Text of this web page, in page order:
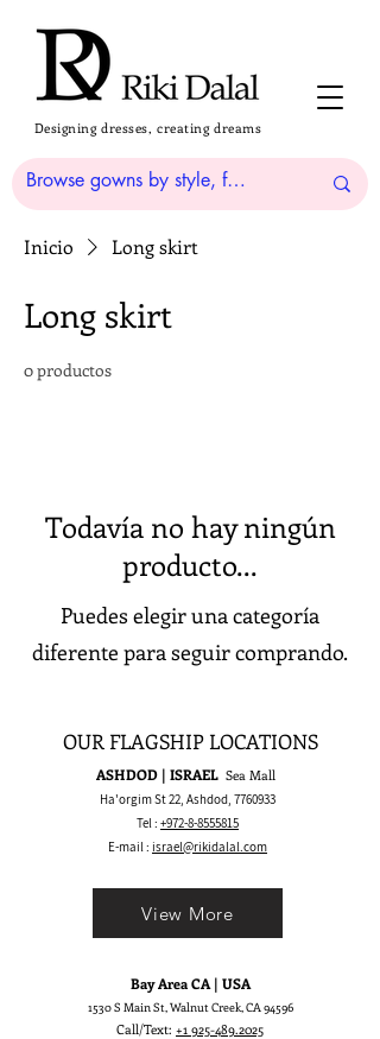
Designing dresses, creating dreams
Inicio Long skirt
Long skirt
0 productos
Todavía no hay ningún
producto...
Puedes elegir una categoría
diferente para seguir comprando.
OUR FLAGSHIP LOCATIONS
ASHDOD | ISRAEL Sea Mall
Ha'orgim St 22, Ashdod, 7760933
Tel : +972-8-8555815
E-mail : israel@rikidalal.com
Bay Area CA | USA
1530 S Main St, Walnut Creek, CA 94596
Call/Text: +1 925-489.2025
View More